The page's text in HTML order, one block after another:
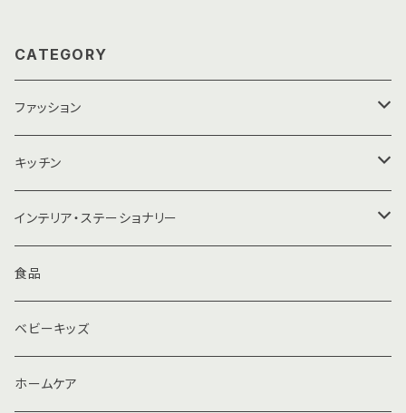
CATEGORY
ファッション
靴下・アームカバー
ハラマキ
バッグ
キーリング
ビーチサンダル
キッチン
まな板
水筒・きゅうす
インテリア・ステーショナリー
マトリョーシカ
食品
ベビーキッズ
ホームケア